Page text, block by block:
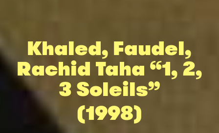
Khaled, Faudel,
Rachid Taha “1, 2,
3 Soleils”
(1998)